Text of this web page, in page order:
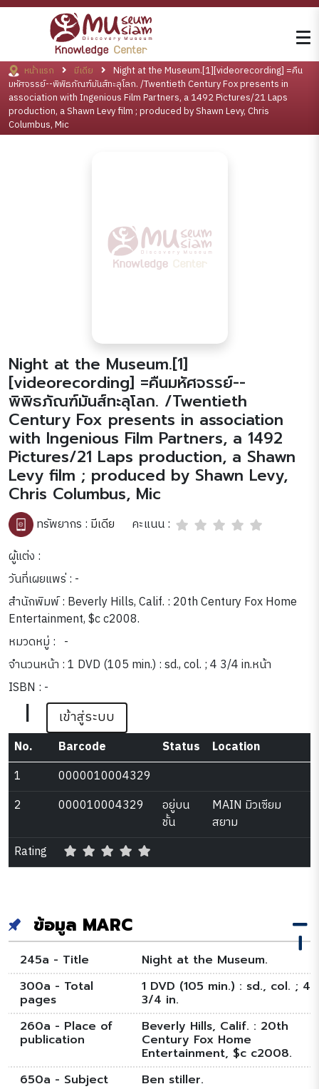
หน้าแรก มีเดีย
Night at the Museum.[1][videorecording] =คืน
มหัศจรรย์--พิพิธภัณฑ์มันส์ทะลุโลก. /Twentieth Century Fox presents in
association with Ingenious Film Partners, a 1492 Pictures/21 Laps
production, a Shawn Levy film ; produced by Shawn Levy, Chris
Columbus, Mic
Night at the Museum.[1]
[videorecording] =คืนมหัศจรรย์--
พิพิธภัณฑ์มันส์ทะลุโลก. /Twentieth
Century Fox presents in association
with Ingenious Film Partners, a 1492
Pictures/21 Laps production, a Shawn
Levy film ; produced by Shawn Levy,
Chris Columbus, Mic
ทรัพยากร : มีเดีย
คะแนน :
ผู้แต่ง :
วันที่เผยแพร่ : -
สำนักพิมพ์ : Beverly Hills, Calif. : 20th Century Fox Home
Entertainment, $c c2008.
หมวดหมู่ : -
จำนวนหน้า : 1 DVD (105 min.) : sd., col. ; 4 3/4 in.หน้า
ISBN : -
| เข้าสู่ระบบ
No. Barcode Status
Location
1
0000010004329
2
000010004329
อยู่บน
ชั้น
MAIN มิวเซียม
สยาม
Rating
ข้อมูล MARC
245a - Title
Night at the Museum.
300a - Total
pages
1 DVD (105 min.) : sd., col. ; 4
3/4 in.
260a - Place of
publication
Beverly Hills, Calif. : 20th
Century Fox Home
Entertainment, $c c2008.
650a - Subject
Ben stiller.